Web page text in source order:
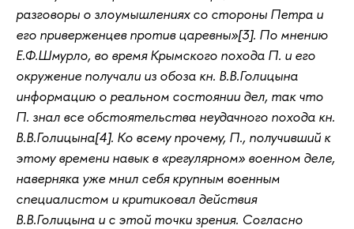
разговоры о злоумышлениях со стороны Петра и
его приверженцев против царевны»[3]. По мнению
Е.Ф.Шмурло, во время Крымского похода П. и его
окружение получали из обоза кн. В.В.Голицына
информацию о реальном состоянии дел, так что
П. знал все обстоятельства неудачного похода кн.
В.В.Голицына[4]. Ко всему прочему, П., получивший к
этому времени навык в «регулярном» военном деле,
наверняка уже мнил себя крупным военным
специалистом и критиковал действия
В.В.Голицына и с этой точки зрения. Согласно